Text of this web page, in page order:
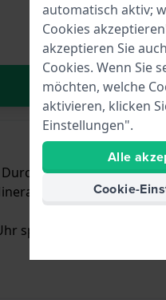
In den
von 25
- Glas.
automatisch aktiv;
Cookies
akzeptieren Sie
Cookies. Wenn Sie
möchten, welche
aktivieren, klicken
Einstellungen".
Alle
Cookie-